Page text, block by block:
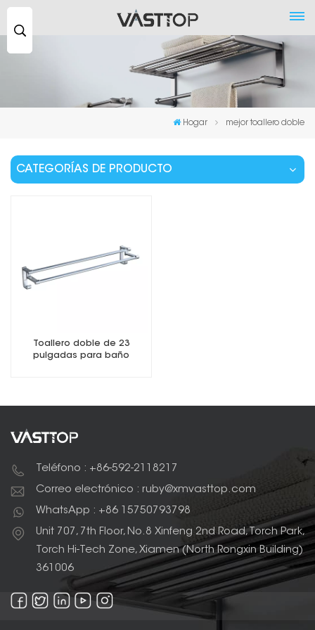
Hogar mejor toallero doble
CATEGORÍAS DE PRODUCTO
Toallero doble de 23
pulgadas para baño
Teléfono : +86-592-2118217
Correo electrónico : ruby@xmvasttop.com
WhatsApp : +86 15750793798
Unit 707, 7th Floor, No.8 Xinfeng 2nd Road, Torch Park,
Torch Hi-Tech Zone, Xiamen (North Rongxin Building)
361006